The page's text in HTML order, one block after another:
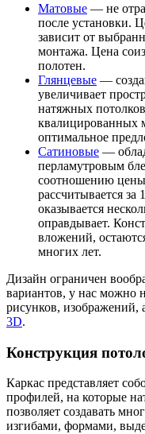
Матовые — не
после установки.
зависит от
монтажа. Цена
полотен.
Глянцевые —
увеличивает
натяжных
квалицированных
оптимальное
Сатиновые —
перламутровым
соотношению цены
рассчитывается за
оказывается
оправдывает.
вложений,
многих лет.
Дизайн ограничен
вариантов, у нас можно
рисунков, изображений,
3D.
Конструкция
Каркас представляет
профилей, на которые
позволяет создавать
изгибами, формами,